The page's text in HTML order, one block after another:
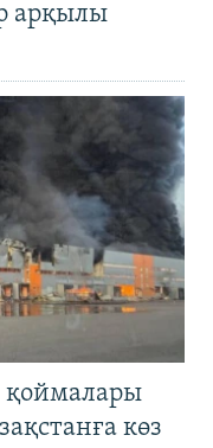
арқылы
қоймалары
көз